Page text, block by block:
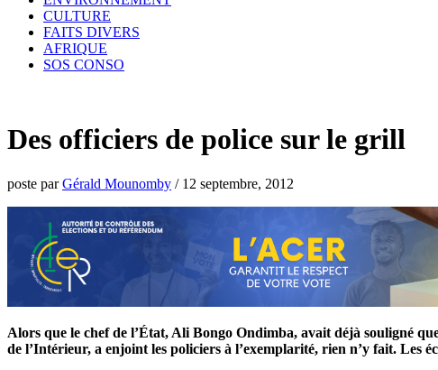
CULTURE
FAITS DIVERS
AFRIQUE
SOS CONSO
Des officiers de police sur le grill
poste parGérald Mounomby / 12 septembre, 2012
Alors que le chef de l’État, Ali Bongo Ondimba, avait déjà souligné
de l’Intérieur, a enjoint les policiers à l’exemplarité, rien n’y fait. Les